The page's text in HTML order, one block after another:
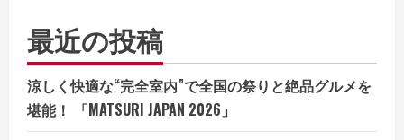
最近の投稿
涼しく快適な“完全室内”で全国の祭りと絶品グルメを
堪能！ 「MATSURI JAPAN 2026」